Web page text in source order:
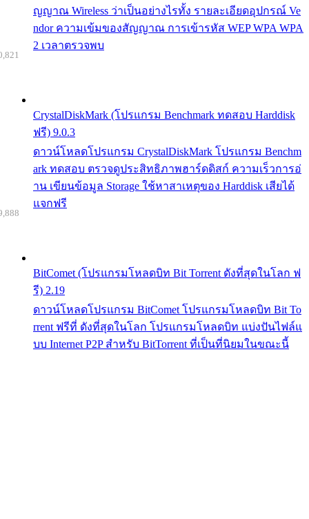
ญญาณ Wireless ว่าเป็นอย่างไรทั้ง รายละเอียดอุปกรณ์ Ve
ndor ความเข้มของสัญญาณ การเข้ารหัส WEP WPA WPA
2 เวลาตรวจพบ
CrystalDiskMark (โปรแกรม Benchmark ทดสอบ Harddisk
ฟรี) 9.0.3
ดาวน์โหลดโปรแกรม CrystalDiskMark โปรแกรม Benchm
ark ทดสอบ ตรวจดูประสิทธิภาพฮาร์ดดิสก์ ความเร็วการอ่
าน เขียนข้อมูล Storage ใช้หาสาเหตุของ Harddisk เสียได้
แจกฟรี
BitComet (โปรแกรมโหลดบิท Bit Torrent ดังที่สุดในโลก ฟ
รี) 2.19
ดาวน์โหลดโปรแกรม BitComet โปรแกรมโหลดบิท Bit To
rrent ฟรีที่ ดังที่สุดในโลก โปรแกรมโหลดบิท แบ่งปันไฟล์แ
บบ Internet P2P สำหรับ BitTorrent ที่เป็นที่นิยมในขณะนี้